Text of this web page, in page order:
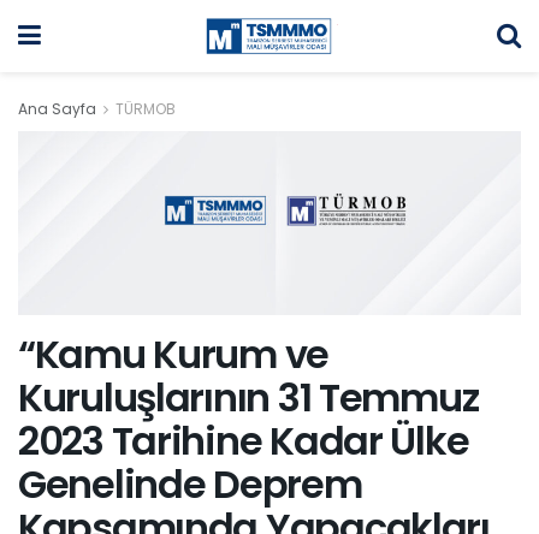
Ana Sayfa TÜRMOB
“Kamu Kurum ve
Kuruluşlarının 31 Temmuz
2023 Tarihine Kadar Ülke
Genelinde Deprem